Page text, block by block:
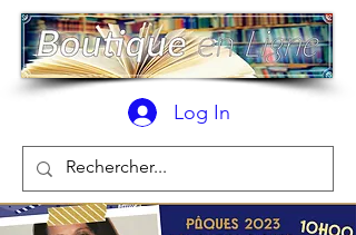
Log In